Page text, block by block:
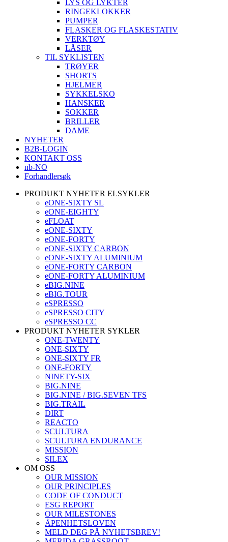
LYS OG LYKTER
RINGEKLOKKER
PUMPER
FLASKER OG FLASKESTATIV
VERKTØY
LÅSER
TIL SYKLISTEN
TRØYER
SHORTS
HJELMER
SYKKELSKO
HANSKER
SOKKER
BRILLER
DAME
NYHETER
B2B-LOGIN
KONTAKT OSS
nb-NO
Forhandlersøk
PRODUKT NYHETER ELSYKLER
eONE-SIXTY SL
eONE-EIGHTY
eFLOAT
eONE-SIXTY
eONE-FORTY
eONE-SIXTY CARBON
eONE-SIXTY ALUMINIUM
eONE-FORTY CARBON
eONE-FORTY ALUMINIUM
eBIG.NINE
eBIG.TOUR
eSPRESSO
eSPRESSO CITY
eSPRESSO CC
PRODUKT NYHETER SYKLER
ONE-TWENTY
ONE-SIXTY
ONE-SIXTY FR
ONE-FORTY
NINETY-SIX
BIG.NINE
BIG.NINE / BIG.SEVEN TFS
BIG.TRAIL
DIRT
REACTO
SCULTURA
SCULTURA ENDURANCE
MISSION
SILEX
OM OSS
OUR MISSION
OUR PRINCIPLES
CODE OF CONDUCT
ESG REPORT
OUR MILESTONES
ÅPENHETSLOVEN
MELD DEG PÅ NYHETSBREV!